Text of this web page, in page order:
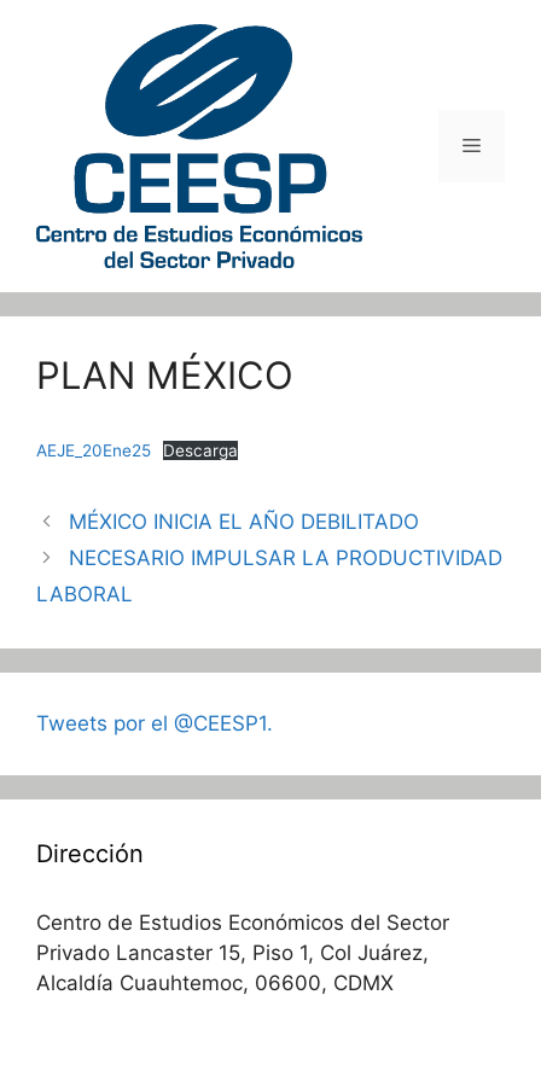
Menú
PLAN MÉXICO
AEJE_20Ene25 Descarga
MÉXICO INICIA EL AÑO DEBILITADO
NECESARIO IMPULSAR LA PRODUCTIVIDAD
LABORAL
Tweets por el @CEESP1.
Dirección
Centro de Estudios Económicos del Sector
Privado Lancaster 15, Piso 1, Col Juárez,
Alcaldía Cuauhtemoc, 06600, CDMX